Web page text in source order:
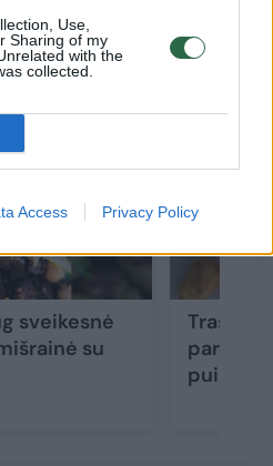
Use,
Sharing of my
with the
collected.
Access Privacy Policy
sveikesnė
su
Traškūs
paruošti
puikus